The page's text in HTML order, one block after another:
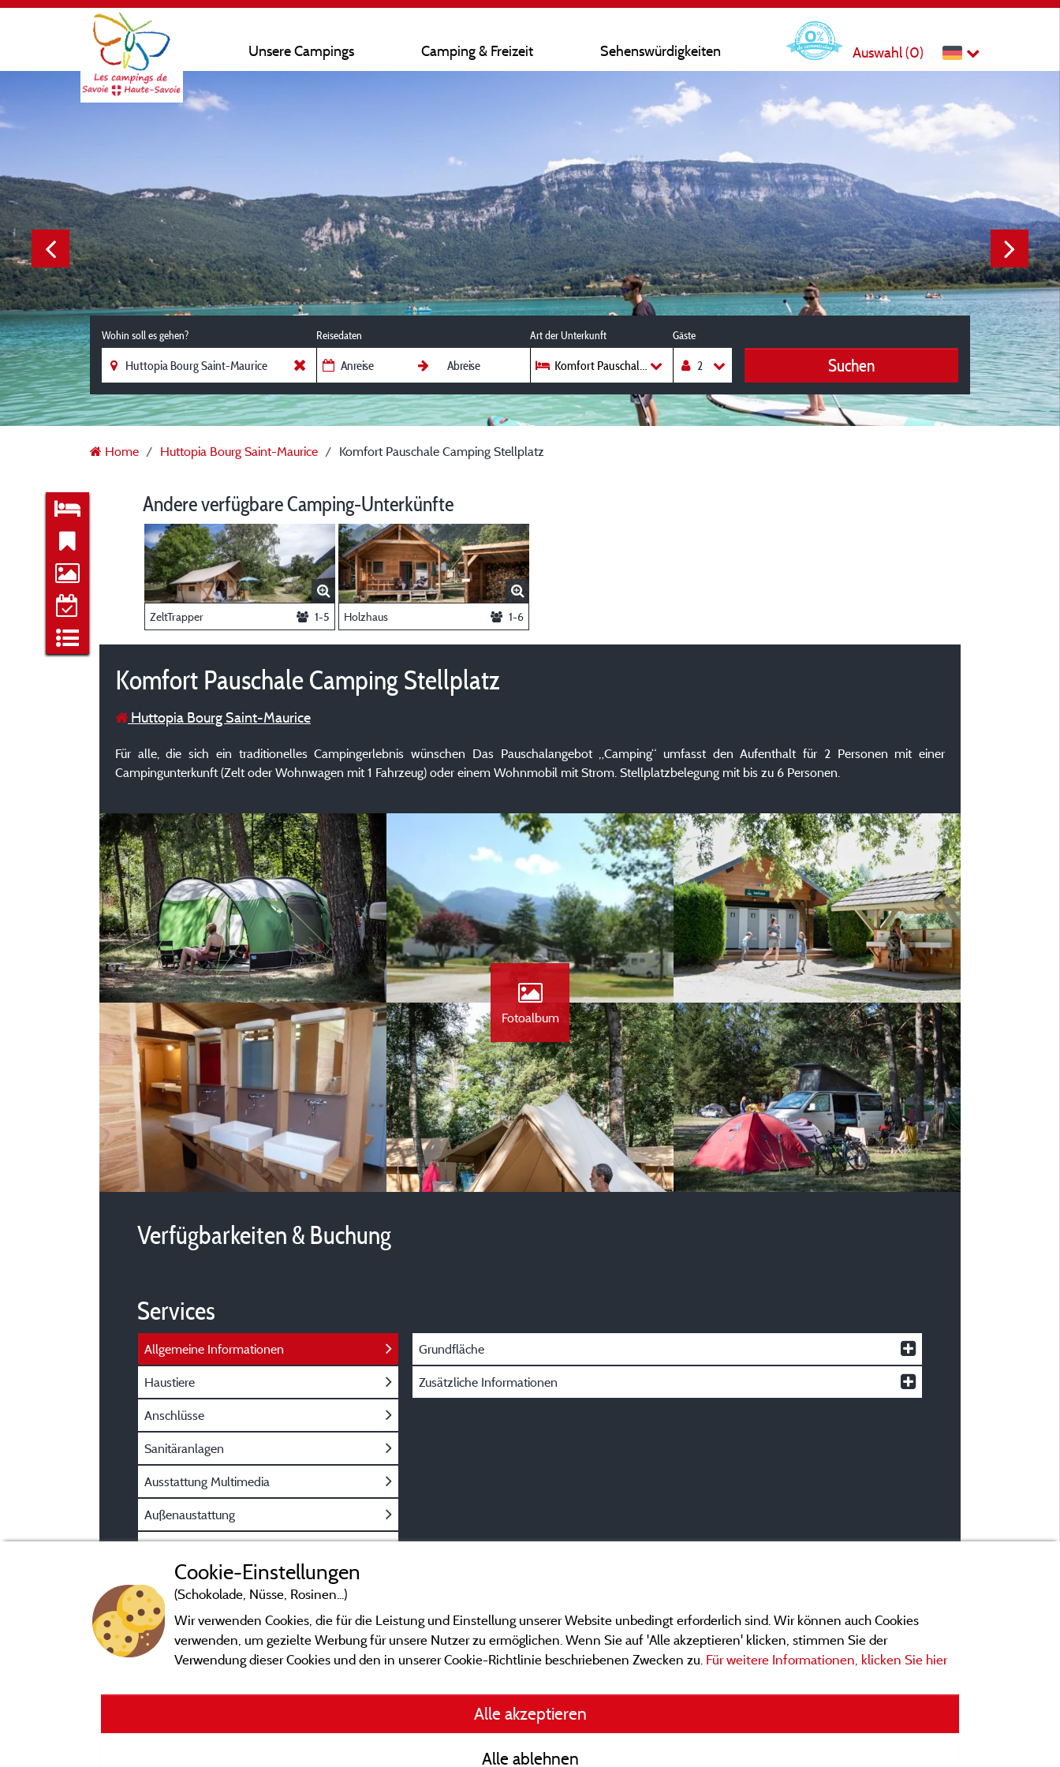
Unsere Campings Camping & Freizeit Sehenswürdigkeiten Auswahl (0)
Wohin soll es gehen? Reisedaten Art der Unterkunft
Komfort Pauschale Camping Stellplatz
Gäste
Suchen
Home Huttopia Bourg Saint-Maurice Komfort Pauschale Camping Stellplatz
Andere verfügbare Camping-Unterkünfte
ZeltTrapper 1-5 Holzhaus 1-6
Komfort Pauschale Camping Stellplatz
Huttopia Bourg Saint-Maurice
Für alle, die sich ein traditionelles Campingerlebnis wünschen Das Pauschalangebot „Camping“ umfasst den Aufenthalt für 2 Personen mit einer
Campingunterkunft (Zelt oder Wohnwagen mit 1 Fahrzeug) oder einem Wohnmobil mit Strom. Stellplatzbelegung mit bis zu 6 Personen.
Fotoalbum
Verfügbarkeiten & Buchung
Services
Allgemeine Informationen
Haustiere
Anschlüsse
Sanitäranlagen
Ausstattung Multimedia
Außenaustattung
Grundfläche
Zusätzliche Informationen
Cookie-Einstellungen
(Schokolade, Nüsse, Rosinen...)
Wir verwenden Cookies, die für die Leistung und Einstellung unserer Website unbedingt erforderlich sind. Wir können auch Cookies
verwenden, um gezielte Werbung für unsere Nutzer zu ermöglichen. Wenn Sie auf 'Alle akzeptieren' klicken, stimmen Sie der
Verwendung dieser Cookies und den in unserer Cookie-Richtlinie beschriebenen Zwecken zu. Für weitere Informationen, klicken Sie hier
Alle akzeptieren
Alle ablehnen